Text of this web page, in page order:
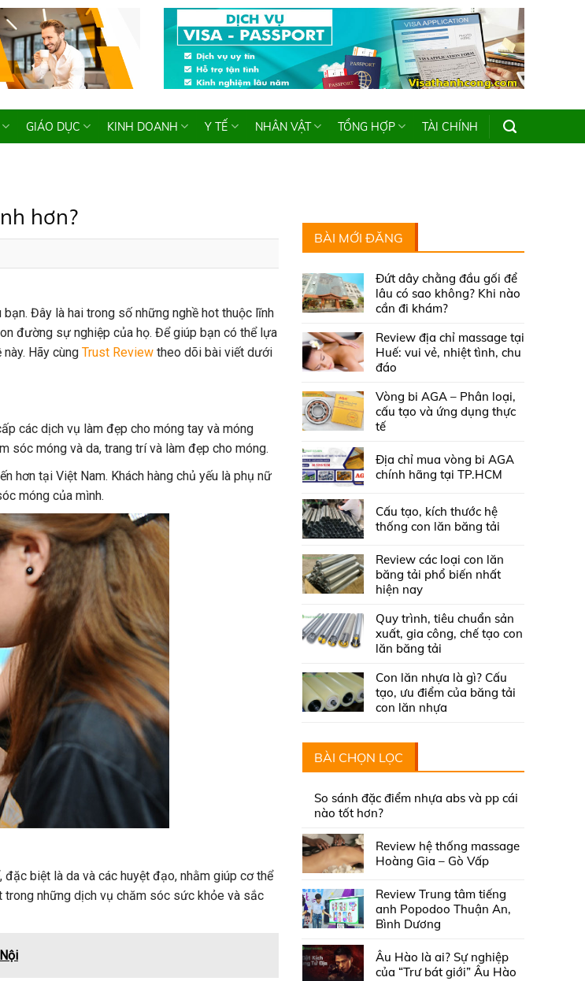
GIÁO DỤC KINH DOANH Y TẾ NHÂN VẬT TỔNG HỢP TÀI CHÍNH
hơn?
Đây là hai trong số những nghề hot thuộc lĩnh
đường sự nghiệp của họ. Để giúp bạn có thể lựa
Hãy cùng Trust Review theo dõi bài viết dưới
các dịch vụ làm đẹp cho móng tay và móng
sóc móng và da, trang trí và làm đẹp cho móng.
hơn tại Việt Nam. Khách hàng chủ yếu là phụ nữ
móng của mình.
biệt là da và các huyệt đạo, nhằm giúp cơ thể
những dịch vụ chăm sóc sức khỏe và sắc
BÀI MỚI ĐĂNG
Đứt dây chằng đầu gối để
lâu có sao không? Khi nào
cần đi khám?
Review địa chỉ massage tại
Huế: vui vẻ, nhiệt tình, chu
đáo
Vòng bi AGA – Phân loại,
cấu tạo và ứng dụng thực
tế
Địa chỉ mua vòng bi AGA
chính hãng tại TP.HCM
Cấu tạo, kích thước hệ
thống con lăn băng tải
Review các loại con lăn
băng tải phổ biến nhất
hiện nay
Quy trình, tiêu chuẩn sản
xuất, gia công, chế tạo con
lăn băng tải
Con lăn nhựa là gì? Cấu
tạo, ưu điểm của băng tải
con lăn nhựa
BÀI CHỌN LỌC
So sánh đặc điểm nhựa abs và pp cái
nào tốt hơn?
Review hệ thống massage
Hoàng Gia – Gò Vấp
Review Trung tâm tiếng
anh Popodoo Thuận An,
Bình Dương
Âu Hào là ai? Sự nghiệp
của “Trư bát giới” Âu Hào